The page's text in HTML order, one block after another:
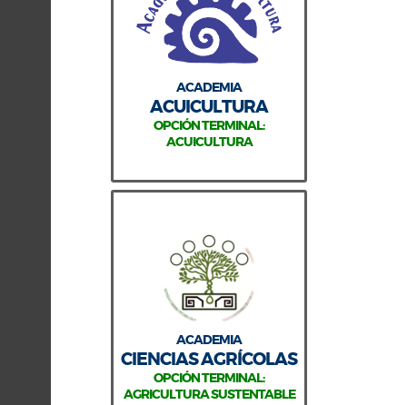
ACADEMIA
ACUICULTURA
OPCIÓN TERMINAL:
ACUICULTURA
ACADEMIA
CIENCIAS AGRÍCOLAS
OPCIÓN TERMINAL:
AGRICULTURA SUSTENTABLE